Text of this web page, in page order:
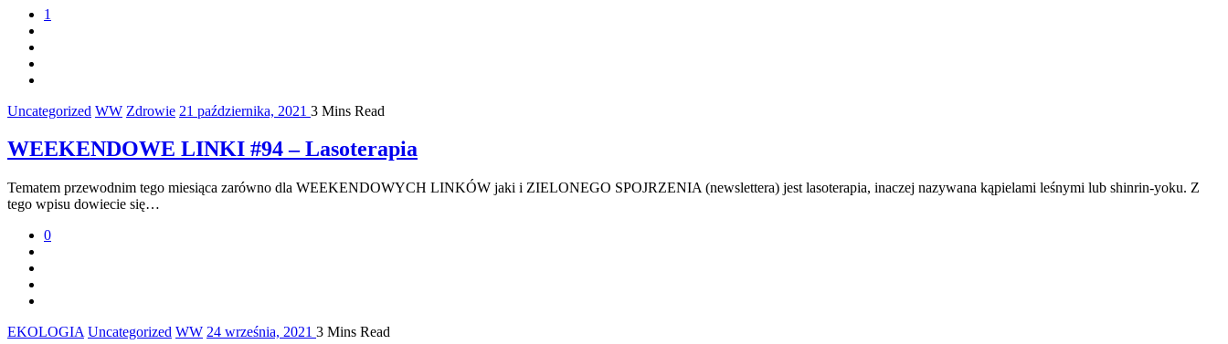
1
Uncategorized WW Zdrowie 21 października, 2021 3 Mins Read
WEEKENDOWE LINKI #94 – Lasoterapia
Tematem przewodnim tego miesiąca zarówno dla WEEKENDOWYCH LINKÓW jaki i ZIELONEGO SPOJRZENIA (newslettera) jest lasoterapia, inaczej nazywana kąpielami leśnymi lub shinrin-yoku. Z
tego wpisu dowiecie się…
0
EKOLOGIA Uncategorized WW 24 września, 2021 3 Mins Read